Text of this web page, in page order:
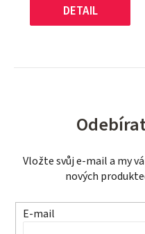
DETAIL
Vložte svůj e-mail a my
nových
E-mail